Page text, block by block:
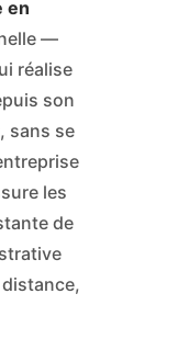
en
—
réalise
son
sans se
les
de